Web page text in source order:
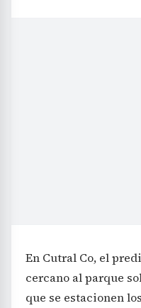
En Cutral Co, el
cercano al parque
que se estacionen